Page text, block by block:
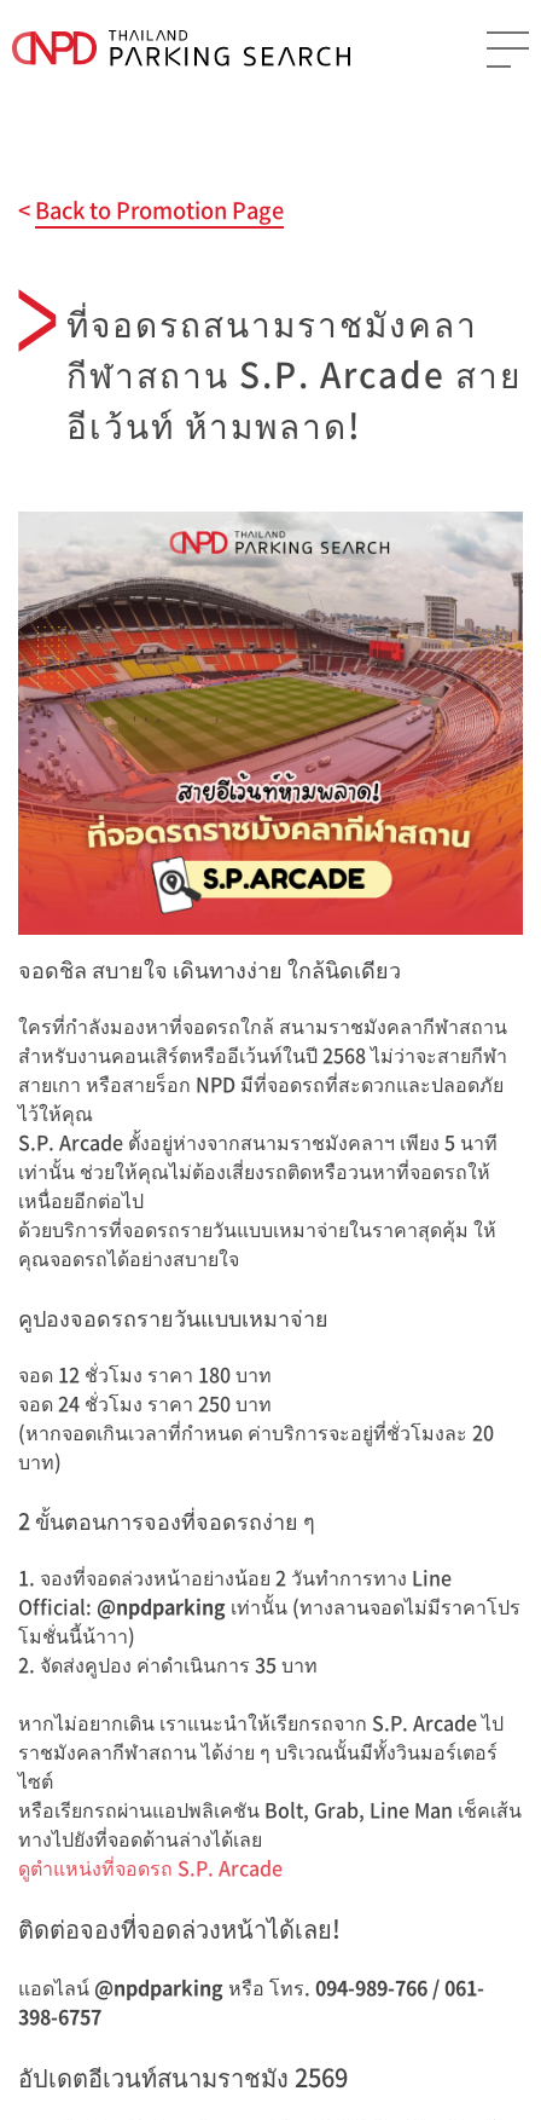
Back to Promotion Page
ที่จอดรถสนามราชมังคลา
กีฬาสถาน S.P. Arcade สาย
อีเว้นท์ ห้ามพลาด!
จอดชิล สบายใจ เดินทางง่าย ใกล้นิดเดียว
ใครที่กำลังมองหาที่จอดรถใกล้ สนามราชมังคลากีฬาสถาน
สำหรับงานคอนเสิร์ตหรืออีเว้นท์ในปี 2568 ไม่ว่าจะสายกีฬา
สายเกา หรือสายร็อก NPD มีที่จอดรถที่สะดวกและปลอดภัย
ไว้ให้คุณ
S.P. Arcade ตั้งอยู่ห่างจากสนามราชมังคลาฯ เพียง 5 นาที
เท่านั้น ช่วยให้คุณไม่ต้องเสี่ยงรถติดหรือวนหาที่จอดรถให้
เหนื่อยอีกต่อไป
ด้วยบริการที่จอดรถรายวันแบบเหมาจ่ายในราคาสุดคุ้ม ให้
คุณจอดรถได้อย่างสบายใจ
คูปองจอดรถรายวันแบบเหมาจ่าย
จอด 12 ชั่วโมง ราคา 180 บาท
จอด 24 ชั่วโมง ราคา 250 บาท
(หากจอดเกินเวลาที่กำหนด ค่าบริการจะอยู่ที่ชั่วโมงละ 20
บาท)
2 ขั้นตอนการจองที่จอดรถง่าย ๆ
1. จองที่จอดล่วงหน้าอย่างน้อย 2 วันทำการทาง Line
Official: @npdparking เท่านั้น (ทางลานจอดไม่มีราคาโปร
โมชั่นนี้น้าาา)
2. จัดส่งคูปอง ค่าดำเนินการ 35 บาท
หากไม่อยากเดิน เราแนะนำให้เรียกรถจาก S.P. Arcade ไป
ราชมังคลากีฬาสถาน ได้ง่าย ๆ บริเวณนั้นมีทั้งวินมอร์เตอร์
ไซต์
หรือเรียกรถผ่านแอปพลิเคชัน Bolt, Grab, Line Man เช็คเส้น
ทางไปยังที่จอดด้านล่างได้เลย
ดูตำแหน่งที่จอดรถ S.P. Arcade
ติดต่อจองที่จอดล่วงหน้าได้เลย!
แอดไลน์ @npdparking หรือ โทร. 094-989-766 / 061-
398-6757
อัปเดตอีเวนท์สนามราชมัง 2569